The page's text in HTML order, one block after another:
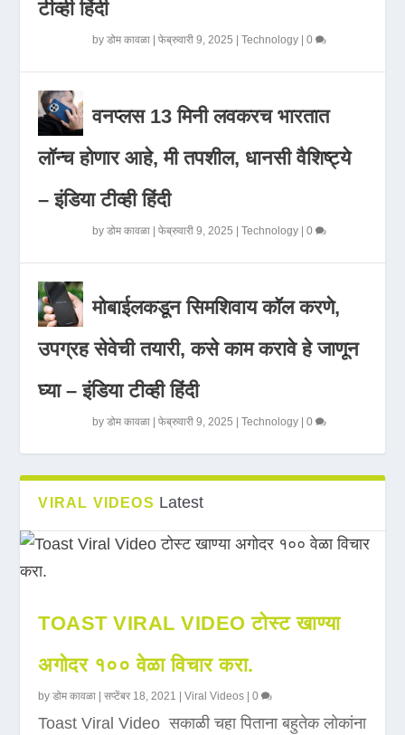
टीव्ही हिंदी
byडोम कावळा |फेब्रुवारी 9, 2025 |Technology |0
वनप्लस 13 मिनी लवकरच भारतात
लॉन्च होणार आहे, मी तपशील, धानसी वैशिष्ट्ये
– इंडिया टीव्ही हिंदी
byडोम कावळा |फेब्रुवारी 9, 2025 |Technology |0
मोबाईलकडून सिमशिवाय कॉल करणे,
उपग्रह सेवेची तयारी, कसे काम करावे हे जाणून
घ्या – इंडिया टीव्ही हिंदी
byडोम कावळा |फेब्रुवारी 9, 2025 |Technology |0
VIRAL VIDEOS Latest
TOAST VIRAL VIDEO टोस्ट खाण्या
अगोदर १०० वेळा विचार करा.
byडोम कावळा |सप्टेंबर 18, 2021 |Viral Videos |0
Toast Viral Video सकाळी चहा पिताना बहुतेक लोकांना